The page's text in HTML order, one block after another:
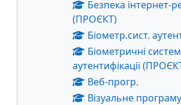
Безпека інтернет-
(ПРОЄКТ)
Біометр.сист.
Біометричні
аутентифікації
Веб-прогр.
Візуальне